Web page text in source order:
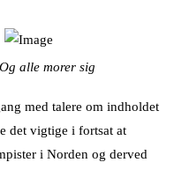
Og alle morer sig
med talere om indholdet
det vigtige i fortsat at
i Norden og derved